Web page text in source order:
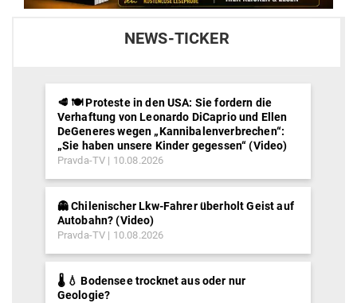
NEWS-TICKER
🥩 🍽️ Proteste in den USA: Sie fordern die
Verhaftung von Leonardo DiCaprio und Ellen
DeGeneres wegen „Kannibalenverbrechen“:
„Sie haben unsere Kinder gegessen“ (Video)
Pravda-TV 10.08.2026
👻 Chilenischer Lkw-Fahrer überholt Geist auf
Autobahn? (Video)
Pravda-TV 10.08.2026
🌡️ 💧 Bodensee trocknet aus oder nur
Geologie?